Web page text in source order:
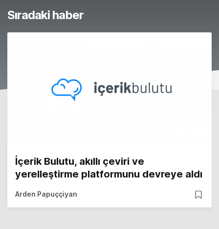
Sıradaki haber
İçerik Bulutu, akıllı çeviri ve
yerelleştirme platformunu devreye aldı
Arden Papuççiyan